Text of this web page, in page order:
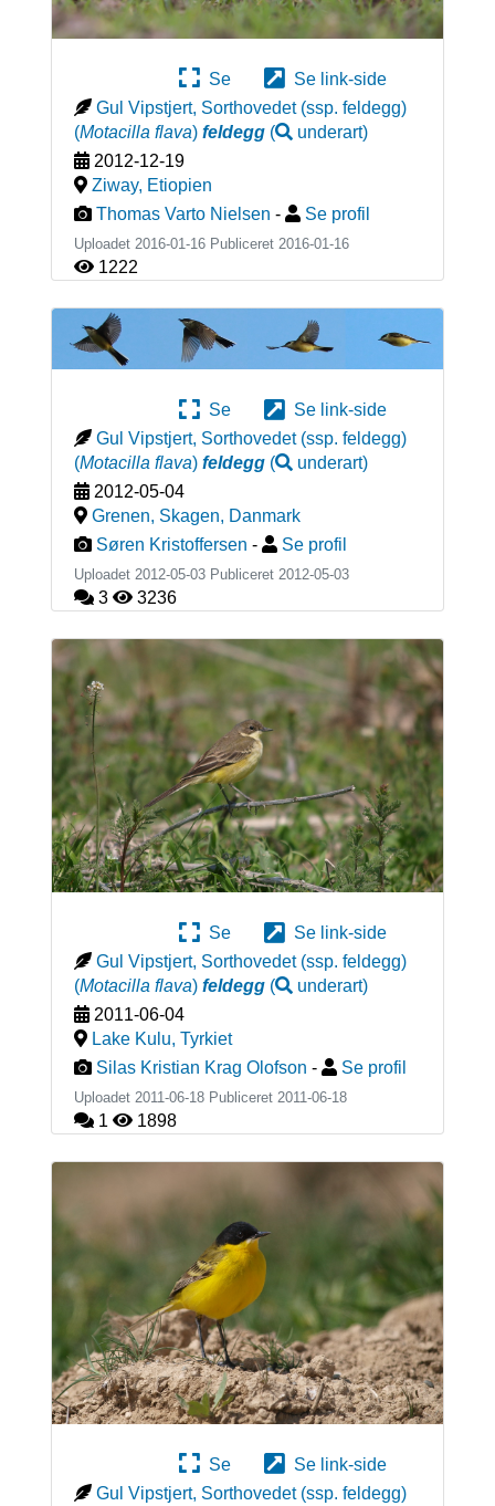
Se
Se link-side
Gul Vipstjert, Sorthovedet (ssp. feldegg)
(Motacilla flava) feldegg( underart)
2012-12-19
Ziway, Etiopien
Thomas Varto Nielsen - Se profil
Uploadet 2016-01-16 Publiceret 2016-01-16
1222
Se
Se link-side
Gul Vipstjert, Sorthovedet (ssp. feldegg)
(Motacilla flava) feldegg( underart)
2012-05-04
Grenen, Skagen, Danmark
Søren Kristoffersen - Se profil
Uploadet 2012-05-03 Publiceret 2012-05-03
3 3236
Se
Se link-side
Gul Vipstjert, Sorthovedet (ssp. feldegg)
(Motacilla flava) feldegg( underart)
2011-06-04
Lake Kulu, Tyrkiet
Silas Kristian Krag Olofson - Se profil
Uploadet 2011-06-18 Publiceret 2011-06-18
1 1898
Se
Se link-side
Gul Vipstjert, Sorthovedet (ssp. feldegg)